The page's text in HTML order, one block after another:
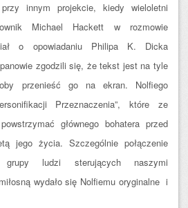
innym projekcie, kiedy wieloletni
Michael Hackett w rozmowie
o opowiadaniu Philipa K. Dicka
zgodzili się, że tekst jest na tyle
przenieść go na ekran. Nolfiego
Przeznaczenia”, które ze
głównego bohatera przed
jego życia. Szczególnie połączenie
grupy ludzi sterujących naszymi
wydało się Nolfiemu oryginalne i